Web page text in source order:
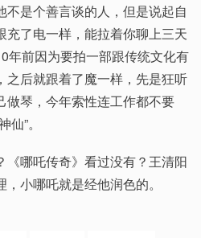
是个善言谈的人，但是说起自
充了电一样，能拉着你聊上三天
年前因为要拍一部跟传统文化有
之后就跟着了魔一样，先是狂听
做琴，今年索性连工作都不要
”。
《哪吒传奇》看过没有？王清阳
小哪吒就是经他润色的。